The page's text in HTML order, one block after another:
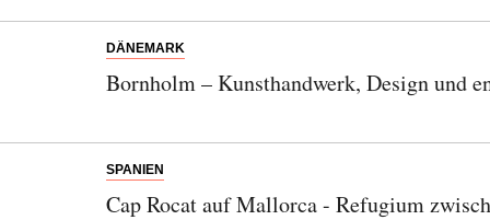
DÄNEMARK
Bornholm – Kunsthandwerk, Design und
SPANIEN
Cap Rocat auf Mallorca - Refugium